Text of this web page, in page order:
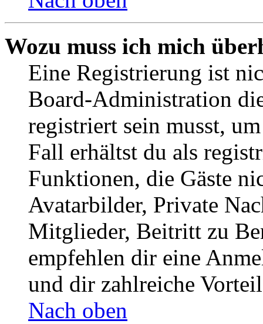
Wozu muss ich mich
Eine Registrierung ist
Board-Administration
registriert sein musst,
Fall erhältst du als
Funktionen, die Gäste
Avatarbilder, Private
Mitglieder, Beitritt zu
empfehlen dir eine
und dir zahlreiche
Nach oben